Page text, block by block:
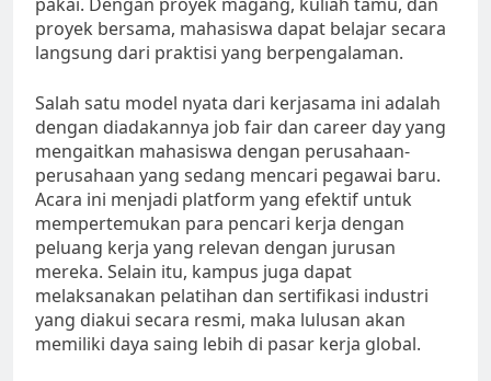
proyek bersama, mahasiswa dapat belajar secara
langsung dari praktisi yang berpengalaman.
Salah satu model nyata dari kerjasama ini adalah
dengan diadakannya job fair dan career day yang
mengaitkan mahasiswa dengan perusahaan-
perusahaan yang sedang mencari pegawai baru.
Acara ini menjadi platform yang efektif untuk
mempertemukan para pencari kerja dengan
peluang kerja yang relevan dengan jurusan
mereka. Selain itu, kampus juga dapat
melaksanakan pelatihan dan sertifikasi industri
yang diakui secara resmi, maka lulusan akan
memiliki daya saing lebih di pasar kerja global.